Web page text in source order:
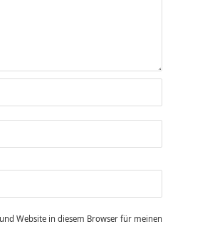
Website in diesem Browser für meinen